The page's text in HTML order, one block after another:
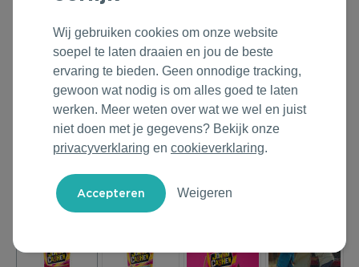
Technologie & Gadgets
Home & Living
Duurzame Bestsellers
Daarom Duurzaam
Oranjefeest
Vakantie & Zomer
Back to Routine
Herfstmomenten
Sinterklaas
Warme Winter
Roll'Eat
Samsonite
Stanley/Stella
Tony's Chocolonely
Wij gebruiken cookies om onze website
soepel te laten draaien en jou de beste
ervaring te bieden. Geen onnodige tracking,
gewoon wat nodig is om alles goed te laten
werken. Meer weten over wat we wel en juist
niet doen met je gegevens? Bekijk onze
privacyverklaring en cookieverklaring.
Weigeren